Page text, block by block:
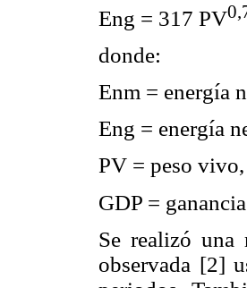
Eng = 317 PV
donde:
Enm = energía
Eng = energía
PV = peso
GDP =
Se realizó una
observada [2]